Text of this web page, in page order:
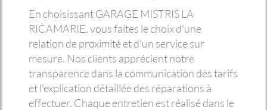
En choisissant GARAGE MISTRIS LA
RICAMARIE, vous faites le choix d'une
relation de proximité et d'un service sur
mesure. Nos clients apprécient notre
transparence dans la communication des tarifs
et l'explication détaillée des réparations à
effectuer. Chaque entretien est réalisé dans le